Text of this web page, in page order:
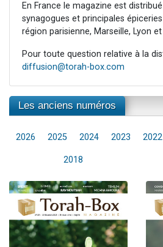
En France le magazine est
synagogues et principales
région parisienne, Marseille, Lyon
Pour toute question relative à la
diffusion@torah-box.com
Les anciens numéros
2026 2025 2024 2023 2022
2018